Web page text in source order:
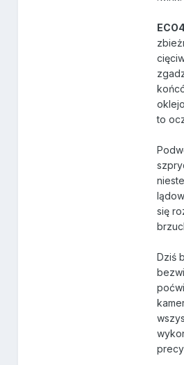
to
się
Dziś